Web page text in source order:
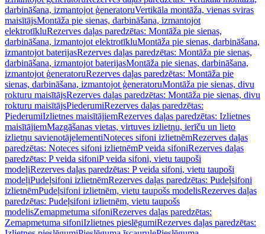
darbināšana, izmantojot ģeneratoruVertikāla montāža, vienas sviras
maisītājsMontāža pie sienas, darbināšana, izmantojot
elektrotīkluRezerves daļas paredzētas: Montāža pie sienas,
darbināšana, izmantojot elektrotīkluMontāža pie sienas, darbināšana,
izmantojot baterijasRezerves daļas paredzētas: Montāža pie sienas,
darbināšana, izmantojot baterijasMontāža pie sienas, darbināšana,
izmantojot ģeneratoruRezerves daļas paredzētas: Montāža pie
sienas, darbināšana, izmantojot ģeneratoruMontāža pie sienas, divu
rokturu maisītājsRezerves daļas paredzētas: Montāža pie sienas, divu
rokturu maisītājsPiederumiRezerves daļas paredzētas:
PiederumiIzlietnes maisītājiemRezerves daļas paredzētas: Izlietnes
maisītājiemMazgāšanas vietas, virtuves izlietņu, ierīču un lieto
izlietņu savienotājelementiNoteces sifoni izlietnēmRezerves daļas
paredzētas: Noteces sifoni izlietnēmP veida sifoniRezerves daļas
paredzētas: P veida sifoniP veida sifoni, vietu taupoši
modeļiRezerves daļas paredzētas: P veida sifoni, vietu taupoši
modeļiPudeļsifoni izlietnēmRezerves daļas paredzētas: Pudeļsifoni
izlietnēmPudeļsifoni izlietnēm, vietu taupošs modelisRezerves daļas
paredzētas: Pudeļsifoni izlietnēm, vietu taupošs
modelisZemapmetuma sifoniRezerves daļas paredzētas:
Zemapmetuma sifoniIzlietnes pieslēgumiRezerves daļas paredzētas: